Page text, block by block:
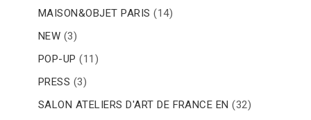
MAISON&OBJET PARIS (14)
NEW (3)
POP-UP (11)
PRESS (3)
SALON ATELIERS D'ART DE FRANCE EN (32)